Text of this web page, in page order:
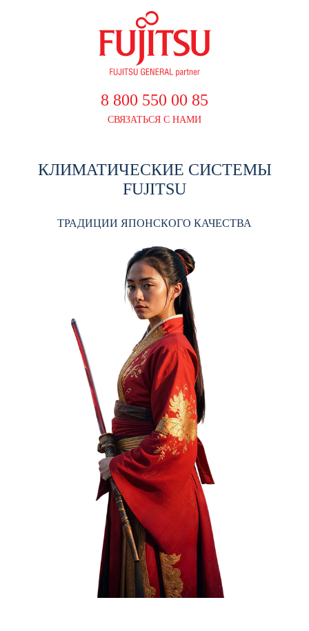
8 800 550 00 85
СВЯЗАТЬСЯ С НАМИ
КЛИМАТИЧЕСКИЕ СИСТЕМЫ
FUJITSU
ТРАДИЦИИ ЯПОНСКОГО КАЧЕСТВА